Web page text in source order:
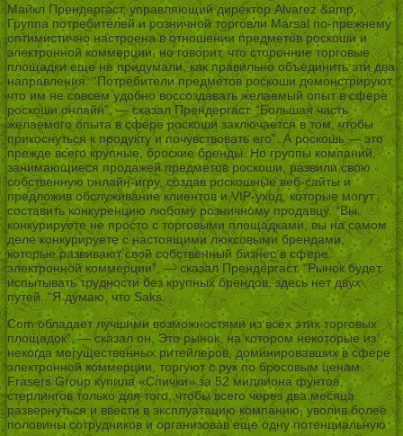
Майкл Прендергаст, управляющий директор Alvarez &amp,
Группа потребителей и розничной торговли Marsal по-прежнему
оптимистично настроена в отношении предметов роскоши и
электронной коммерции, но говорит, что сторонние торговые
площадки еще не придумали, как правильно объединить эти два
направления. “Потребители предметов роскоши демонстрируют,
что им не совсем удобно воссоздавать желаемый опыт в сфере
роскоши онлайн”, — сказал Прендергаст. “Большая часть
желаемого опыта в сфере роскоши заключается в том, чтобы
прикоснуться к продукту и почувствовать его”. А роскошь — это
прежде всего крупные, броские бренды. Но группы компаний,
занимающиеся продажей предметов роскоши, развили свою
собственную онлайн-игру, создав роскошные веб-сайты и
предложив обслуживание клиентов и VIP-уход, которые могут
составить конкуренцию любому розничному продавцу. “Вы
конкурируете не просто с торговыми площадками, вы на самом
деле конкурируете с настоящими люксовыми брендами,
которые развивают свой собственный бизнес в сфере
электронной коммерции”, — сказал Прендергаст. “Рынок будет
испытывать трудности без крупных брендов, здесь нет двух
путей. “Я думаю, что Saks.
Com обладает лучшими возможностями из всех этих торговых
площадок”, — сказал он. Это рынок, на котором некоторые из
некогда могущественных ритейлеров, доминировавших в сфере
электронной коммерции, торгуют с рук по бросовым ценам.
Frasers Group купила «Спички» за 52 миллиона фунтов
стерлингов только для того, чтобы всего через два месяца
развернуться и ввести в эксплуатацию компанию, уволив более
половины сотрудников и организовав еще одну потенциальную